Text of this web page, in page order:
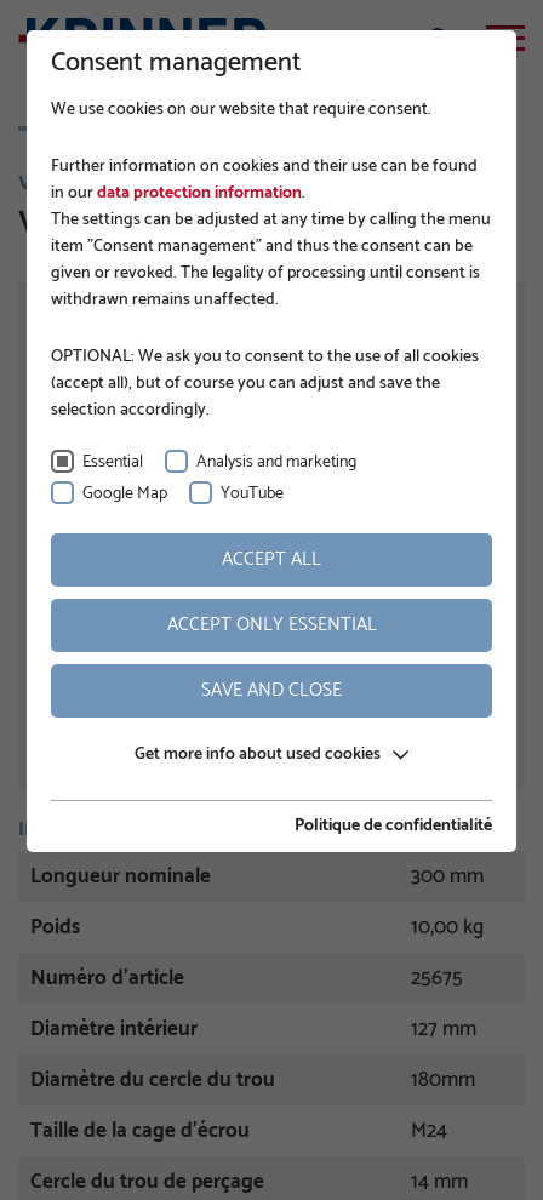
V 140
V 140x6,3 M24
INFORMATION
Longueur nominale
300 mm
Poids
10,00 kg
Numéro d'article
25675
Diamètre intérieur
127 mm
Diamètre du cercle du trou
180mm
Taille de la cage d’écrou
M24
Cercle du trou de perçage
14 mm
Consent management
We use cookies on our website that require consent.
Further information on cookies and their use can be found
in ourdata protection information.
The settings can be adjusted at any time by calling the menu
item "Consent management" and thus the consent can be
given or revoked. The legality of processing until consent is
withdrawn remains unaffected.
OPTIONAL: We ask you to consent to the use of all cookies
(accept all), but of course you can adjust and save the
selection accordingly.
Essential
Analysis and marketing
Google Map
YouTube
ACCEPT ALL
ACCEPT ONLY ESSENTIAL
SAVE AND CLOSE
Get more info about used cookies
Politique de confidentialité